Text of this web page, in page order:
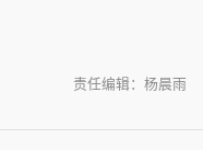
责任编辑：杨晨雨